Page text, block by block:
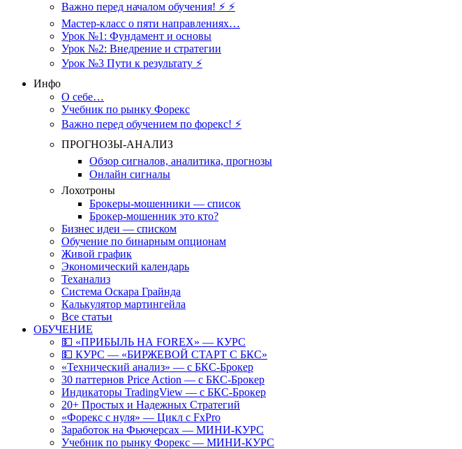
Важно перед началом обучения! ⚡ ⚡
Мастер-класс о пяти направлениях…
Урок №1: Фундамент и основы
Урок №2: Внедрение и стратегии
Урок №3 Пути к результату ⚡️
Инфо
О себе…
Учебник по рынку Форекс
Важно перед обучением по форекс! ⚡
ПРОГНОЗЫ-АНАЛИЗ
Обзор сигналов, аналитика, прогнозы
Онлайн сигналы
Лохотроны
Брокеры-мошенники — список
Брокер-мошенник это кто?
Бизнес идеи — списком
Обучение по бинарным опционам
Живой график
Экономический календарь
Теханализ
Система Оскара Грайнда
Калькулятор мартингейла
Все статьи
ОБУЧЕНИЕ
💵 «ПРИБЫЛЬ НА FOREX» — КУРС
💵 КУРС — «БИРЖЕВОЙ СТАРТ С БКС»
«Технический анализ» — с БКС-Брокер
30 паттернов Price Action — с БКС-Брокер
Индикаторы TradingView — с БКС-Брокер
20+ Простых и Надежных Стратегий
«Форекс с нуля» — Цикл с FxPro
Заработок на Фьючерсах — МИНИ-КУРС
Учебник по рынку Форекс — МИНИ-КУРС